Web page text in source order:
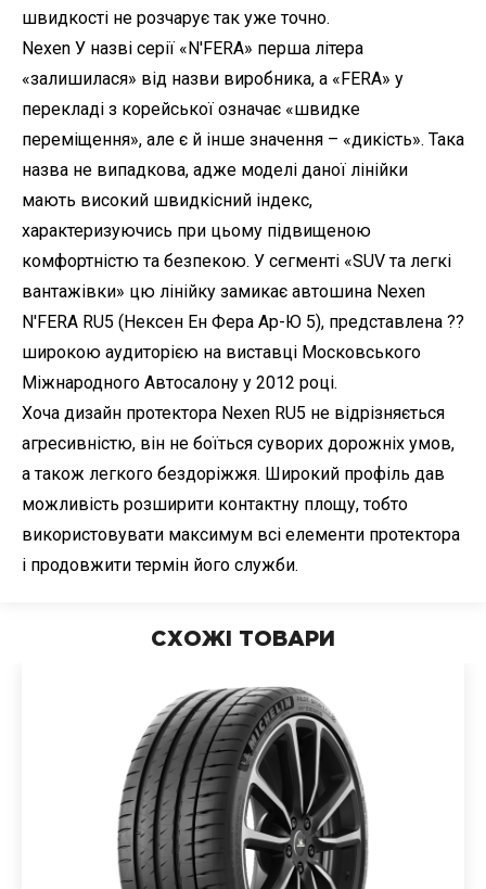
швидкості не розчарує так уже точно.
Nexen У назві серії «N'FERA» перша літера
«залишилася» від назви виробника, а «FERA» у
перекладі з корейської означає «швидке
переміщення», але є й інше значення – «дикість». Така
назва не випадкова, адже моделі даної лінійки
мають високий швидкісний індекс,
характеризуючись при цьому підвищеною
комфортністю та безпекою. У сегменті «SUV та легкі
вантажівки» цю лінійку замикає автошина Nexen
N'FERA RU5 (Нексен Ен Фера Ар-Ю 5), представлена ??
широкою аудиторією на виставці Московського
Міжнародного Автосалону у 2012 році.
Хоча дизайн протектора Nexen RU5 не відрізняється
агресивністю, він не боїться суворих дорожніх умов,
а також легкого бездоріжжя. Широкий профіль дав
можливість розширити контактну площу, тобто
використовувати максимум всі елементи протектора
і продовжити термін його служби.
СХОЖІ ТОВАРИ